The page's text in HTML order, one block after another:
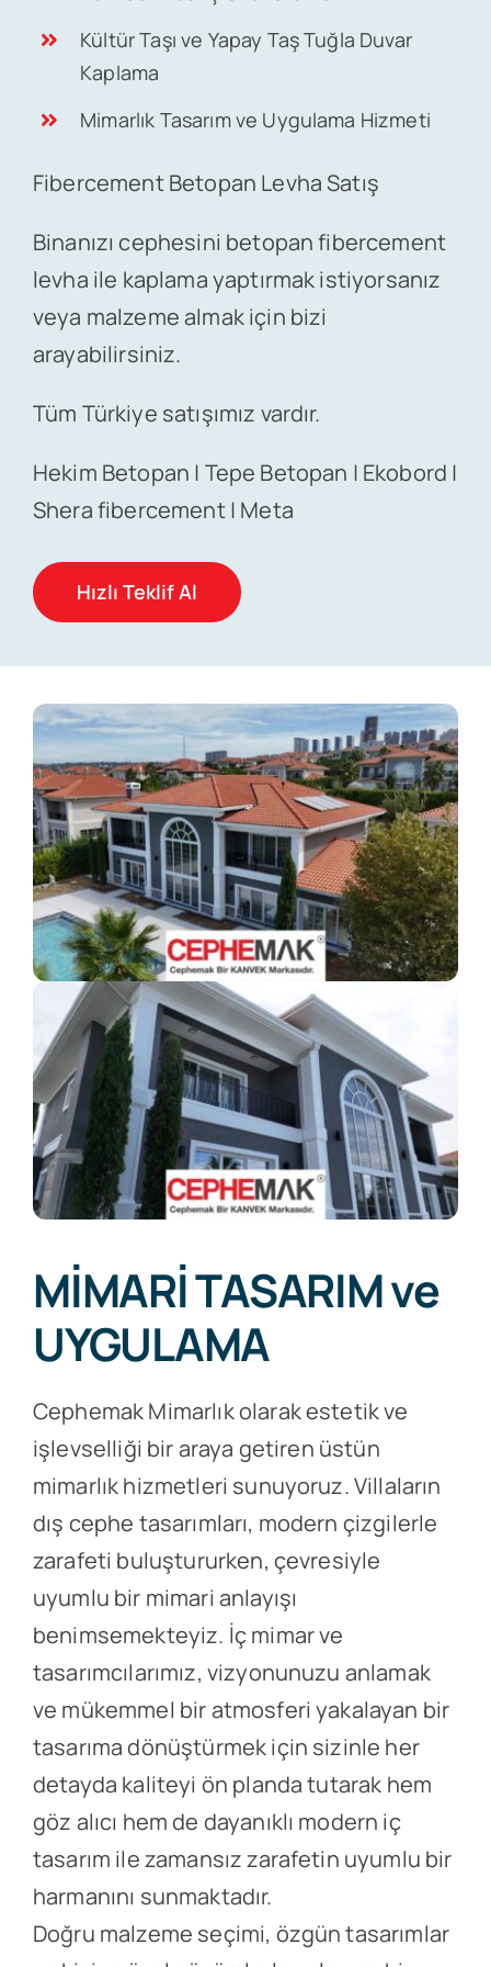
Kültür Taşı ve Yapay Taş Tuğla Duvar
Kaplama
Mimarlık Tasarım ve Uygulama Hizmeti
Fibercement Betopan Levha Satış
Binanızı cephesini betopan fibercement
levha ile kaplama yaptırmak istiyorsanız
veya malzeme almak için bizi
arayabilirsiniz.
Tüm Türkiye satışımız vardır.
Hekim Betopan | Tepe Betopan | Ekobord |
Shera fibercement | Meta
Hızlı Teklif Al
MİMARİ TASARIM ve
UYGULAMA
Cephemak Mimarlık olarak estetik ve
işlevselliği bir araya getiren üstün
mimarlık hizmetleri sunuyoruz. Villaların
dış cephe tasarımları, modern çizgilerle
zarafeti buluştururken, çevresiyle
uyumlu bir mimari anlayışı
benimsemekteyiz. İç mimar ve
tasarımcılarımız, vizyonunuzu anlamak
ve mükemmel bir atmosferi yakalayan bir
tasarıma dönüştürmek için sizinle her
detayda kaliteyi ön planda tutarak hem
göz alıcı hem de dayanıklı modern iç
tasarım ile zamansız zarafetin uyumlu bir
harmanını sunmaktadır.
Doğru malzeme seçimi, özgün tasarımlar